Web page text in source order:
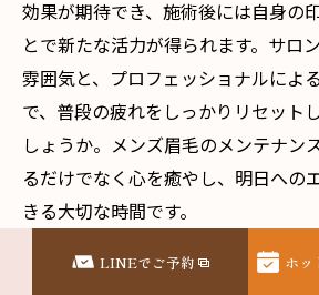
効果が期待でき、施術後には自身の
とで新たな活力が得られます。サロ
雰囲気と、プロフェッショナルによ
で、普段の疲れをしっかりリセット
しょうか。メンズ眉毛のメンテナン
るだけでなく心を癒やし、明日への
きる大切な時間です。
スムーズな予約方法とその利点
LINEでご予約 ホッ